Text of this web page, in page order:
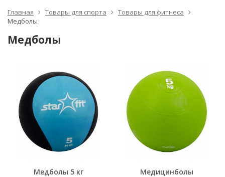
Главная Товары для спорта
Товары для фитнеса
Медболы
Медболы
Медболы 5 кг
Медицинболы